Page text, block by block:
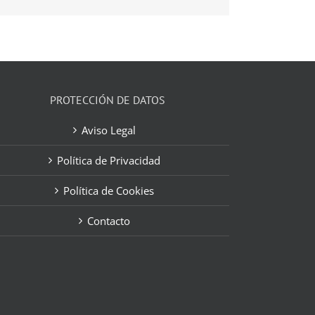
PROTECCIÓN DE DATOS
Aviso Legal
Política de Privacidad
Política de Cookies
Contacto